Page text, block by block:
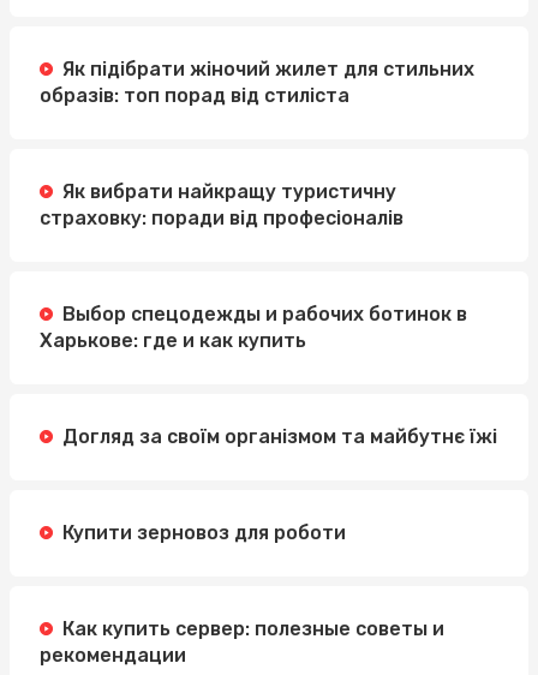
Як підібрати жіночий жилет для стильних
образів: топ порад від стиліста
Як вибрати найкращу туристичну
страховку: поради від професіоналів
Выбор спецодежды и рабочих ботинок в
Харькове: где и как купить
Догляд за своїм організмом та майбутнє їжі
Купити зерновоз для роботи
Как купить сервер: полезные советы и
рекомендации